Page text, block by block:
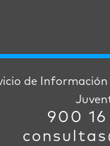
de
900 16